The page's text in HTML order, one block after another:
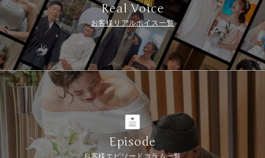
Real Voice
お客様リアルボイス一覧
Episode
お客様エピソードコラム一覧